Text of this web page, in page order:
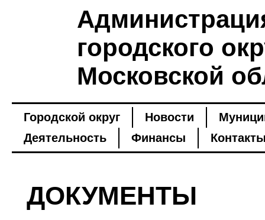
городского
Московской
Городской округ Новости
Деятельность
Финансы
ДОКУМЕНТЫ